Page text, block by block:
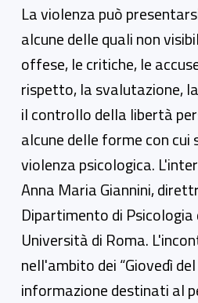
La violenza può
alcune delle quali non
offese, le critiche, le
rispetto, la svalutazione,
il controllo della libertà
alcune delle forme con
violenza psicologica.
Anna Maria Giannini,
Dipartimento di Psicologia
Università di Roma.
nell'ambito dei “Giovedì del
informazione destinati al